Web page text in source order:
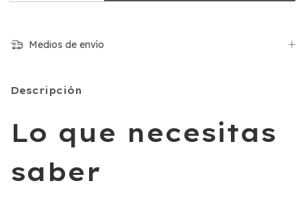
Medios de envío
Descripción
Lo que necesitas
saber